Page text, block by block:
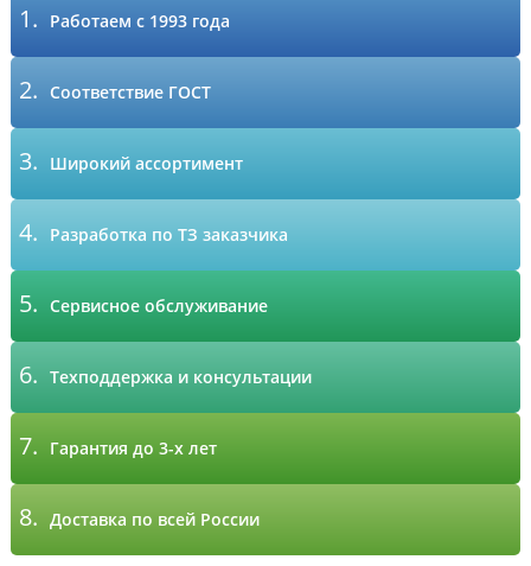
1. Работаем с 1993 года
2. Соответствие ГОСТ
3. Широкий ассортимент
4. Разработка по ТЗ заказчика
5. Сервисное обслуживание
6. Техподдержка и консультации
7. Гарантия до 3-х лет
8. Доставка по всей России